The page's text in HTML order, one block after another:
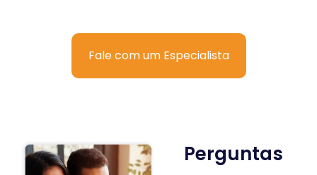
Fale com um Especialista
Perguntas